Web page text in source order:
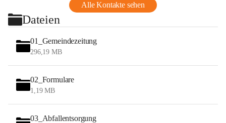
Alle Kontakte sehen
Dateien
01_Gemeindezeitung
296,19 MB
02_Formulare
1,19 MB
03_Abfallentsorgung